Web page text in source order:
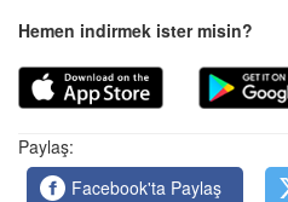
Hemen indirmek ister misin?
Paylaş:
Facebook'ta Paylaş